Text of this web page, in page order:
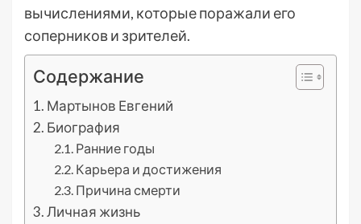
вычислениями, которые поражали его
соперников и зрителей.
Содержание
Мартынов Евгений
Биография
Ранние годы
Карьера и достижения
Причина смерти
Личная жизнь